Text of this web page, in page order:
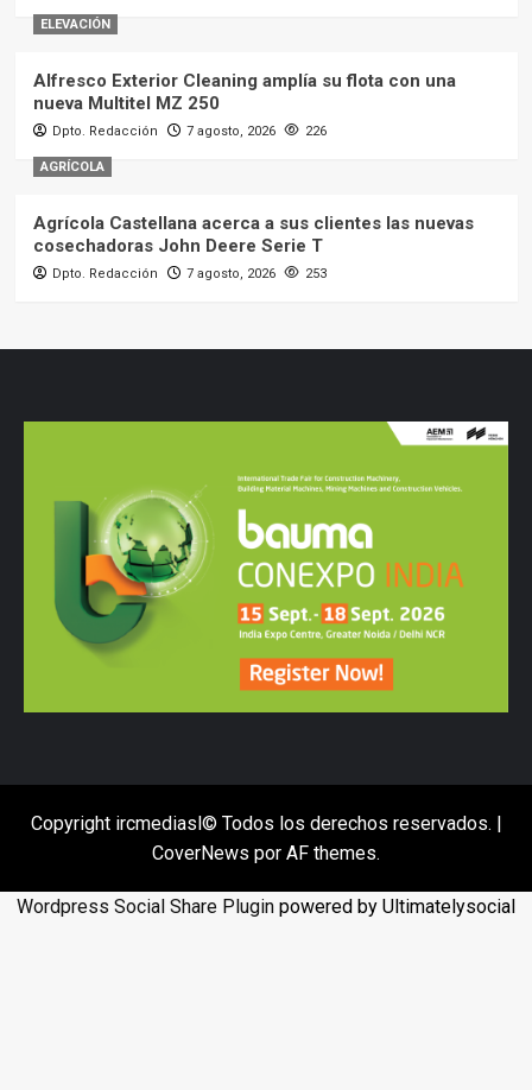
ELEVACIÓN
Alfresco Exterior Cleaning amplía su flota con una
nueva Multitel MZ 250
Dpto. Redacción 7 agosto, 2026 226
AGRÍCOLA
Agrícola Castellana acerca a sus clientes las nuevas
cosechadoras John Deere Serie T
Dpto. Redacción 7 agosto, 2026 253
Copyright ircmediasl© Todos los derechos reservados. |
CoverNews por AF themes.
Wordpress Social Share Plugin powered by Ultimatelysocial